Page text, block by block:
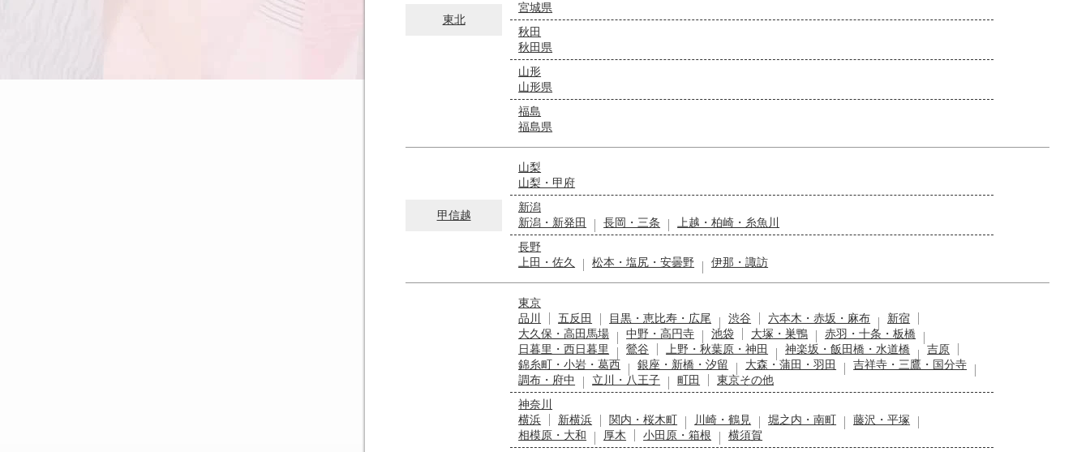
東北
宮城県
秋田
秋田県
山形
山形県
福島
福島県
甲信越
山梨
山梨・甲府
新潟
新潟・新発田
長岡・三条
上越・柏崎・糸魚川
長野
上田・佐久
松本・塩尻・安曇野 伊那・諏訪
東京
品川
五反田 目黒・恵比寿・広尾 渋谷 六本木・赤坂・麻布
新宿
大久保・高田馬場
中野・高円寺 池袋 大塚・巣鴨
赤羽・十条・板橋
日暮里・西日暮里
鶯谷 上野・秋葉原・神田 神楽坂・飯田橋・水道橋
吉原
錦糸町・小岩・葛西
銀座・新橋・汐留 大森・蒲田・羽田
吉祥寺・三鷹・国分寺
調布・府中
立川・八王子 町田
東京その他
神奈川
横浜
新横浜 関内・桜木町 川崎・鶴見 堀之内・南町
藤沢・平塚
相模原・大和
厚木 小田原・箱根
横須賀